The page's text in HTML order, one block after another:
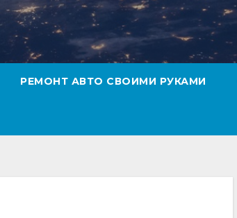
РЕМОНТ АВТО СВОИМИ РУКАМИ